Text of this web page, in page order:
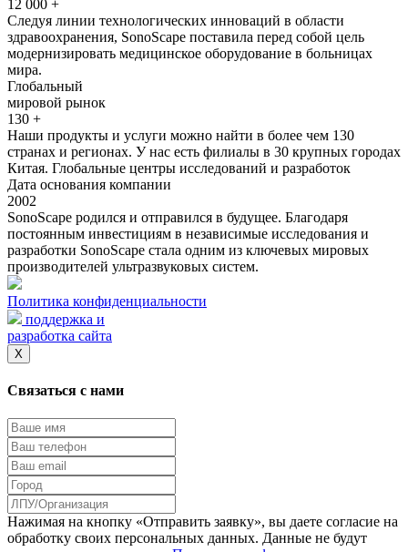
12 000 +
Следуя линии технологических инноваций в области
здравоохранения, SonoScape поставила перед собой цель
модернизировать медицинское оборудование в больницах
мира.
Глобальный
мировой рынок
130 +
Наши продукты и услуги можно найти в более чем 130
странах и регионах. У нас есть филиалы в 30 крупных городах
Китая. Глобальные центры исследований и разработок
Дата основания компании
2002
SonoScape родился и отправился в будущее. Благодаря
постоянным инвестициям в независимые исследования и
разработки SonoScape стала одним из ключевых мировых
производителей ультразвуковых систем.
Политика конфиденциальности
поддержка и
разработка сайта
X
Связаться с нами
Нажимая на кнопку «Отправить заявку», вы даете согласие на
обработку своих персональных данных. Данные не будут